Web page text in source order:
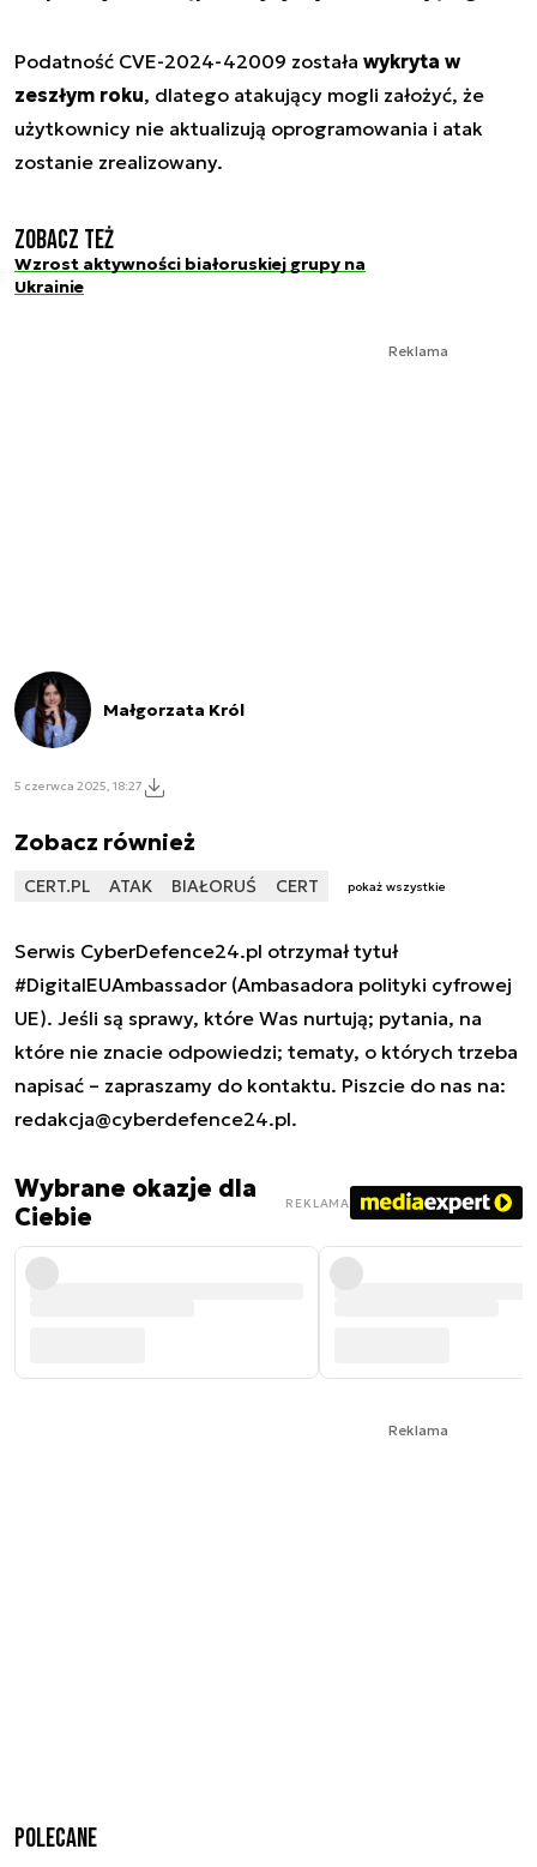
Podatność CVE-2024-42009 została wykryta w
zeszłym roku, dlatego atakujący mogli założyć, że
użytkownicy nie aktualizują oprogramowania i atak
zostanie zrealizowany.
Zobacz też
Wzrost aktywności białoruskiej grupy na
Ukrainie
Reklama
Małgorzata Król
5 czerwca 2025, 18:27
Zobacz również
CERT.PL ATAK BIAŁORUŚ CERT pokaż wszystkie
Serwis CyberDefence24.pl otrzymał tytuł
#DigitalEUAmbassador (Ambasadora polityki cyfrowej
UE). Jeśli są sprawy, które Was nurtują; pytania, na
które nie znacie odpowiedzi; tematy, o których trzeba
napisać – zapraszamy do kontaktu. Piszcie do nas na:
redakcja@cyberdefence24.pl.
Wybrane okazje dla
Ciebie
REKLAMA
Reklama
Polecane